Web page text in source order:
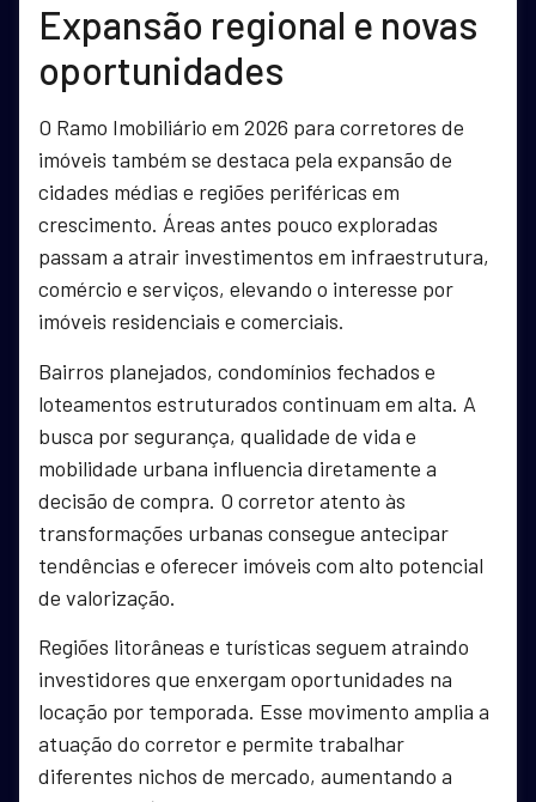
Expansão regional e novas
oportunidades
O Ramo Imobiliário em 2026 para corretores de
imóveis também se destaca pela expansão de
cidades médias e regiões periféricas em
crescimento. Áreas antes pouco exploradas
passam a atrair investimentos em infraestrutura,
comércio e serviços, elevando o interesse por
imóveis residenciais e comerciais.
Bairros planejados, condomínios fechados e
loteamentos estruturados continuam em alta. A
busca por segurança, qualidade de vida e
mobilidade urbana influencia diretamente a
decisão de compra. O corretor atento às
transformações urbanas consegue antecipar
tendências e oferecer imóveis com alto potencial
de valorização.
Regiões litorâneas e turísticas seguem atraindo
investidores que enxergam oportunidades na
locação por temporada. Esse movimento amplia a
atuação do corretor e permite trabalhar
diferentes nichos de mercado, aumentando a